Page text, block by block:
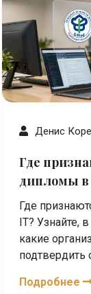
Денис
Где
дипломы в
Где
IT? Узнайте,
какие
подтвердить
и как начать
Подробнее